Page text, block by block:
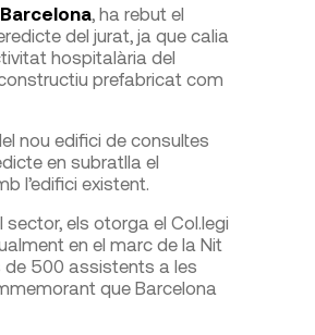
, ha rebut el
del jurat, ja que calia
hospitalària del
prefabricat com
nou edifici de consultes
en subratlla el
l’edifici existent.
els otorga el Col.legi
en el marc de la Nit
de 500 assistents a les
que Barcelona